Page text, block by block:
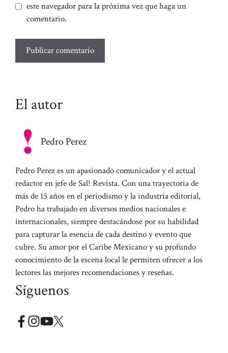
este navegador para la próxima vez que haga un
comentario.
El autor
Pedro Perez
Pedro Perez es un apasionado comunicador y el actual
redactor en jefe de Sal! Revista. Con una trayectoria de
más de 15 años en el periodismo y la industria editorial,
Pedro ha trabajado en diversos medios nacionales e
internacionales, siempre destacándose por su habilidad
para capturar la esencia de cada destino y evento que
cubre. Su amor por el Caribe Mexicano y su profundo
conocimiento de la escena local le permiten ofrecer a los
lectores las mejores recomendaciones y reseñas.
Síguenos